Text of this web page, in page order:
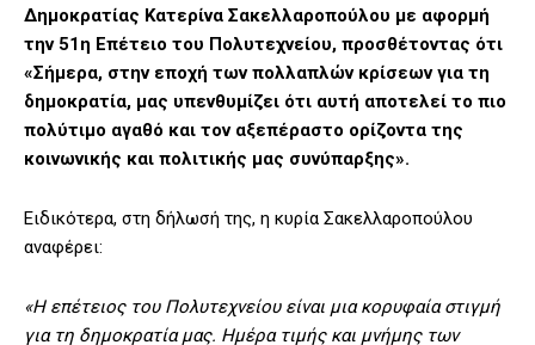
Δημοκρατίας Κατερίνα Σακελλαροπούλου με αφορμή
την 51η Επέτειο του Πολυτεχνείου, προσθέτοντας ότι
«Σήμερα, στην εποχή των πολλαπλών κρίσεων για τη
δημοκρατία, μας υπενθυμίζει ότι αυτή αποτελεί το πιο
πολύτιμο αγαθό και τον αξεπέραστο ορίζοντα της
κοινωνικής και πολιτικής μας συνύπαρξης».
Ειδικότερα, στη δήλωσή της, η κυρία Σακελλαροπούλου
αναφέρει:
«Η επέτειος του Πολυτεχνείου είναι μια κορυφαία στιγμή
για τη δημοκρατία μας. Ημέρα τιμής και μνήμης των